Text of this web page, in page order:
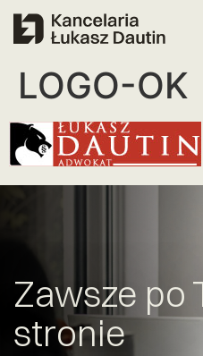
LOGO-OK
Zawsze po
stronie